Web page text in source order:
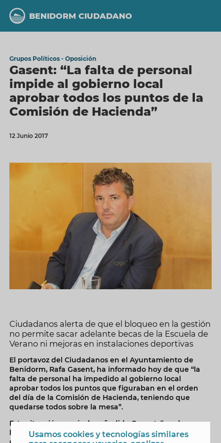
contenido
principal
BENIDORM CIUDADANO
Grupos Políticos - Oposición
Gasent: “La falta de personal
impide al gobierno local
aprobar todos los puntos de la
Comisión de Hacienda”
12 Junio 2017
Ciudadanos alerta de que el bloqueo en la gestión
no permite sacar adelante becas de la Escuela de
Verano ni mejoras en instalaciones deportivas
El portavoz del Ciudadanos en el Ayuntamiento de
Benidorm, Rafa Gasent, ha informado hoy de que “la
falta de personal ha impedido al gobierno local
aprobar todos los puntos que figuraban en el orden
del día de la Comisión de Hacienda, teniendo que
quedarse todos sobre la mesa”.
Esta situación, según ha añadido Gasent, “nos ha
llevado a la peor de las escenas, como alertamos hace
Usamos cookies y tecnologías similares